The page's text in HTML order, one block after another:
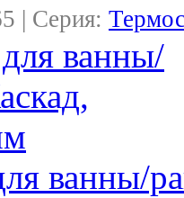
| Серия:
ванны/